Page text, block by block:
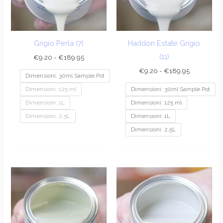
Grigio Perla (7)
€9.20 - €189.95
Dimensioni: 30ml Sample Pot
Dimensioni: 125 ml
Dimensioni: 1L
Dimensioni: 2,5L
Haddon Estate Grigio
(11)
€9.20 - €189.95
Dimensioni: 30ml Sample Pot
Dimensioni: 125 ml
Dimensioni: 1L
Dimensioni: 2,5L
di
prezzo:
da
€9.20
Fascia
di
prezzo:
da
€9.20